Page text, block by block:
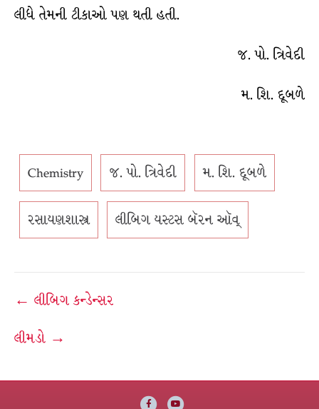
લીધે તેમની ટીકાઓ પણ થતી હતી.
જ. પો. ત્રિવેદી
મ. શિ. દૂબળે
Chemistry જ. પો. ત્રિવેદી મ. શિ. દૂબળે
રસાયણશાસ્ત્ર લીબિગ યસ્ટસ બૅરન ઑવ્
Post
navigation
← લીબિગ કન્ડેન્સર
લીમડો →
FacebookYoutube